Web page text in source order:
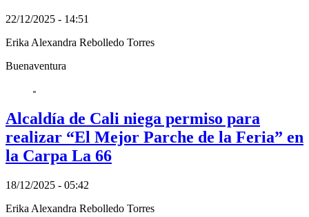
22/12/2025 - 14:51
Erika Alexandra Rebolledo Torres
Buenaventura
Alcaldía de Cali niega permiso para
realizar “El Mejor Parche de la Feria” en
la Carpa La 66
18/12/2025 - 05:42
Erika Alexandra Rebolledo Torres